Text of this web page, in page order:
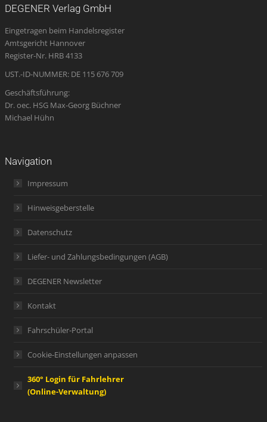
in
new
window
in
new
window
in
new
window
opens
in
new
window
in
new
DEGENER Verlag GmbH
Eingetragen beim Handelsregister
Amtsgericht Hannover
Register-Nr. HRB 4133
UST.-ID-NUMMER: DE 115 676 709
Geschäftsführung:
Dr. oec. HSG Max-Georg Büchner
Michael Hühn
Navigation
Impressum
Hinweisgeberstelle
Datenschutz
Liefer- und Zahlungsbedingungen (AGB)
DEGENER Newsletter
Kontakt
Fahrschüler-Portal
Cookie-Einstellungen anpassen
360° Login für Fahrlehrer
(Online-Verwaltung)